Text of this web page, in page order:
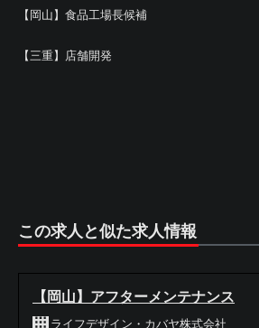
【岡山】食品工場長候補
【三重】店舗開発
この求人と似た求人情報
【岡山】アフターメンテナンス
ライフデザイン・カバヤ株式会社